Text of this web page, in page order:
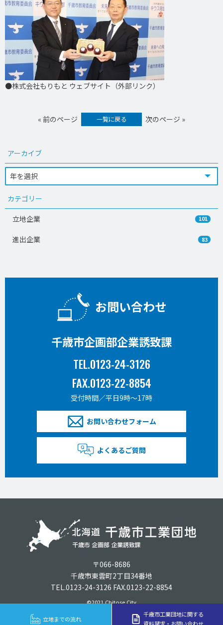
●株式会社もりもと ウェブサイト（外部リンク）
« 前のページ 一覧に戻る 次のページ »
アーカイブ
カテゴリー
立地企業 101
進出企業 83
お問い合わせ
千歳市企画部企業誘致課
TEL.0123-24-3126
FAX.0123-22-8854
受付時間／平日9時〜17時
お問い合わせフォーム
よくあるご質問
〒066-8686
千歳市東雲町2丁目34番地
TEL.0123-24-3126 FAX.0123-22-8854
©2021 Chitose City
立地までの流れ
千歳市工業団地に関する